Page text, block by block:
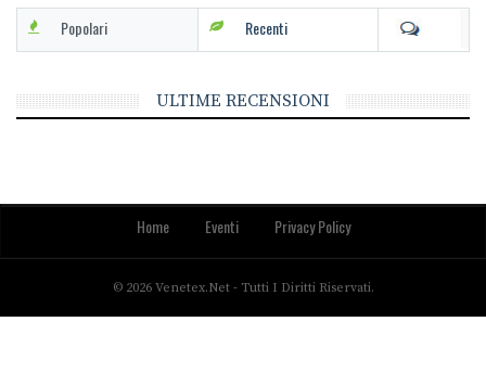
Popolari Recenti
ULTIME RECENSIONI
Home Eventi Privacy Policy
© 2026 Venetex.net - Tutti I Diritti Riservati.